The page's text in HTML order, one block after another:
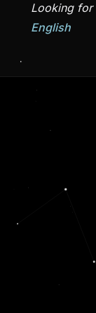
Looking for
English